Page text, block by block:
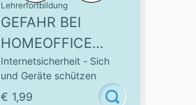
Lehrerfortbildung
GEFAHR BEI
HOMEOFFICE
UND
HOMESCHOOLING
Internetsicherheit - Sich
und Geräte schützen
€ 1,99